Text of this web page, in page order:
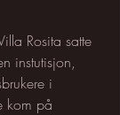
instutisjon,
i
kom på